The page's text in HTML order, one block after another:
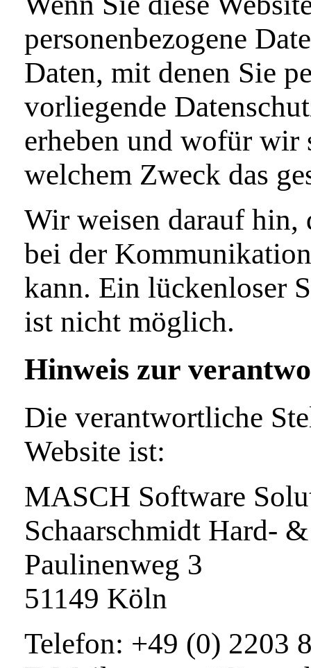
personenbezogene
Daten, mit denen Sie
vorliegende
erheben und wofür wir
welchem Zweck das
Wir weisen darauf hin,
bei der
kann. Ein lückenloser
ist nicht möglich.
Hinweis zur
Die verantwortliche
Website ist:
MASCH Software
Schaarschmidt Hard-
Paulinenweg 3
51149 Köln
Telefon: +49 (0) 2203